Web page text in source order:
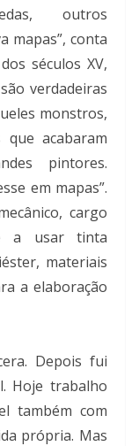
outros
mapas”, conta
séculos XV,
verdadeiras
monstros,
acabaram
pintores.
em mapas”.
cargo
a usar tinta
materiais
a elaboração
Depois fui
Hoje trabalho
também com
própria. Mas